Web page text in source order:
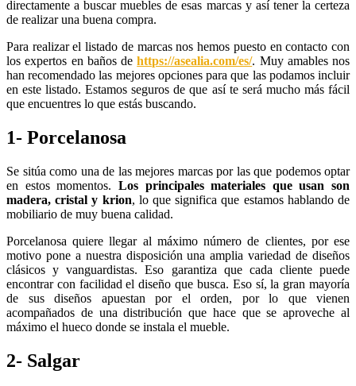
directamente a buscar muebles de esas marcas y así tener la certeza
de realizar una buena compra.
Para realizar el listado de marcas nos hemos puesto en contacto con
los expertos en baños dehttps://asealia.com/es/. Muy amables nos
han recomendado las mejores opciones para que las podamos incluir
en este listado. Estamos seguros de que así te será mucho más fácil
que encuentres lo que estás buscando.
1- Porcelanosa
Se sitúa como una de las mejores marcas por las que podemos optar
en estos momentos. Los principales materiales que usan son
madera, cristal y krion, lo que significa que estamos hablando de
mobiliario de muy buena calidad.
Porcelanosa quiere llegar al máximo número de clientes, por ese
motivo pone a nuestra disposición una amplia variedad de diseños
clásicos y vanguardistas. Eso garantiza que cada cliente puede
encontrar con facilidad el diseño que busca. Eso sí, la gran mayoría
de sus diseños apuestan por el orden, por lo que vienen
acompañados de una distribución que hace que se aproveche al
máximo el hueco donde se instala el mueble.
2- Salgar